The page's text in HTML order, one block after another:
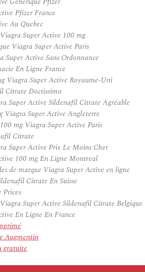
Pfizer France
Au Quebec
Super Active 100 mg
Viagra Super Active Paris
Super Active Sans Ordonnance
En Ligne France
Viagra Super Active Royaume-Uni
Citrate Doctissimo
Super Active Sildenafil Citrate Agréable
Viagra Super Active Angleterre
mg Viagra Super Active Paris
Citrate
Super Active Prix Le Moins Cher
100 mg En Ligne Montreal
de marque Viagra Super Active en ligne
Citrate En Suisse
Super Active Sildenafil Citrate Belgique
En Ligne En France
Augmentin
gratuite